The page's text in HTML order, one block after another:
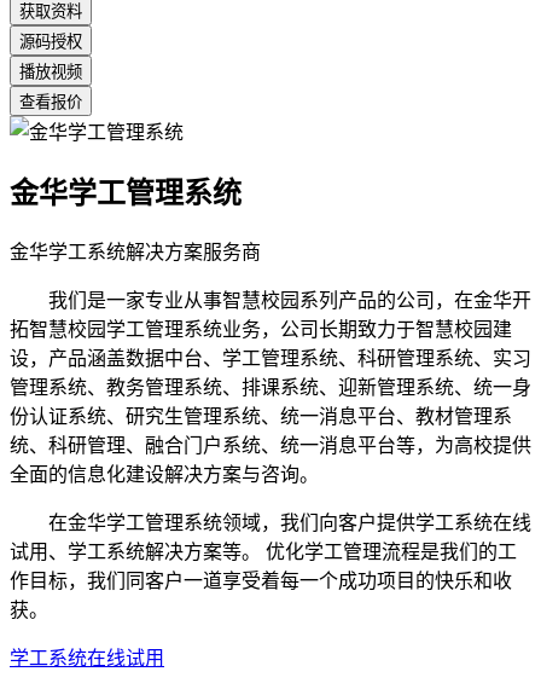
获取资料
源码授权
播放视频
查看报价
金华学工管理系统
金华学工系统解决方案服务商
我们是一家专业从事智慧校园系列产品的公司，在金华开
拓智慧校园学工管理系统业务，公司长期致力于智慧校园建
设，产品涵盖数据中台、学工管理系统、科研管理系统、实习
管理系统、教务管理系统、排课系统、迎新管理系统、统一身
份认证系统、研究生管理系统、统一消息平台、教材管理系
统、科研管理、融合门户系统、统一消息平台等，为高校提供
全面的信息化建设解决方案与咨询。
在金华学工管理系统领域，我们向客户提供学工系统在线
试用、学工系统解决方案等。 优化学工管理流程是我们的工
作目标，我们同客户一道享受着每一个成功项目的快乐和收
获。
学工系统在线试用